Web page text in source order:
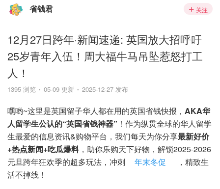
省钱君 关注
12月27日跨年·新闻速递: 英国放大招呼吁
25岁青年入伍！周大福牛马吊坠惹怒打工
人！
1395 浏览 05-09 更新 2025-12-27 发布
嘿哟~这里是英国留子华人都在用的英国省钱快报， AKA华
人留学生公认的“英国省钱神器” ！作为纵贯全球的华人留学
生最爱的信息资讯&购物平台，我们每天为你分享最新好价
+热点新闻+吃瓜爆料，助你乐购天下好物，解锁2025-2026
元旦跨年狂欢季的超多玩法，冲刺
年末冬促
，精致生
活不掉线！